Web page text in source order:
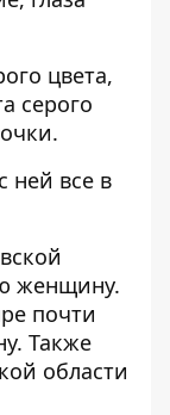
цвета,
серого
ней все в
женщину.
почти
. Также
области